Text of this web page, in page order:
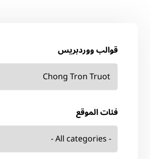
قوالب ووردبريس
فئات الموقع